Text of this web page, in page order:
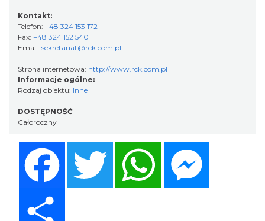
Kontakt:
Telefon: +48 324 153 172
Fax: +48 324 152 540
Email: sekretariat@rck.com.pl
Strona internetowa: http://www.rck.com.pl
Informacje ogólne:
Rodzaj obiektu: Inne
DOSTĘPNOŚĆ
Całoroczny
Twitter